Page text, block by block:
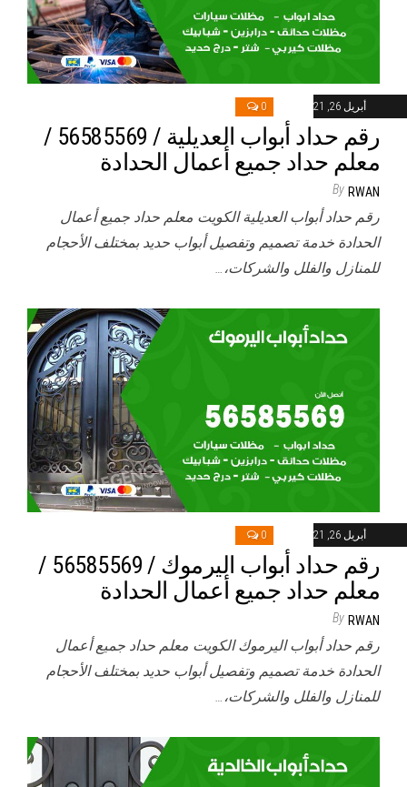
أبريل 26, 2021 0
رقم حداد أبواب العديلية / 56585569 /
معلم حداد جميع أعمال الحدادة
By RWAN
رقم حداد أبواب العديلية الكويت معلم حداد جميع أعمال
الحدادة خدمة تصميم وتفصيل أبواب حديد بمختلف الأحجام
للمنازل والفلل والشركات،…
أبريل 26, 2021 0
رقم حداد أبواب اليرموك / 56585569 /
معلم حداد جميع أعمال الحدادة
By RWAN
رقم حداد أبواب اليرموك الكويت معلم حداد جميع أعمال
الحدادة خدمة تصميم وتفصيل أبواب حديد بمختلف الأحجام
للمنازل والفلل والشركات،…